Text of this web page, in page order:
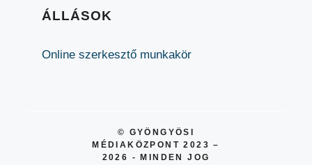
ÁLLÁSOK
Online szerkesztő munkakör
© GYÖNGYÖSI
MÉDIAKÖZPONT 2023 –
2026 - MINDEN JOG